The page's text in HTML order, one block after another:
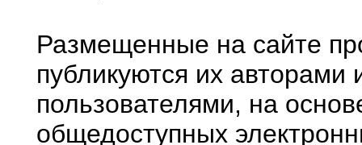
Размещенные на сайте
публикуются их авторами
пользователями, на
общедоступных